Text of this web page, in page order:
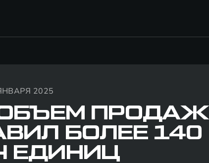
2025
ОБЪЕМ ПРОДАЖ
БОЛЕЕ 140
ЕДИНИЦ